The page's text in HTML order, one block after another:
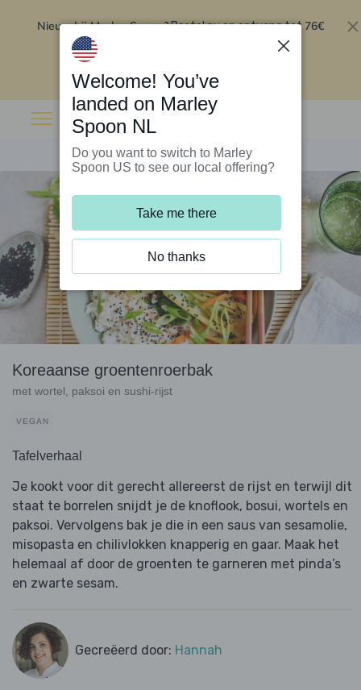
Nieuw bij Marley Spoon?Bestel nu en ontvang tot 76€
Koreaanse groentenroerbak
met wortel, paksoi en sushi-rijst
VEGAN
Tafelverhaal
Je kookt voor dit gerecht allereerst de rijst en terwijl dit
staat te borrelen snijdt je de knoflook, bosui, wortels en
paksoi. Vervolgens bak je die in een saus van sesamolie,
misopasta en chilivlokken knapperig en gaar. Maak het
helemaal af door de groenten te garneren met pinda’s
en zwarte sesam.
Gecreëerd door: Hannah
Welcome! You’ve
landed on Marley
Spoon NL
Do you want to switch to Marley
Spoon US to see our local offering?
Take me there
No thanks